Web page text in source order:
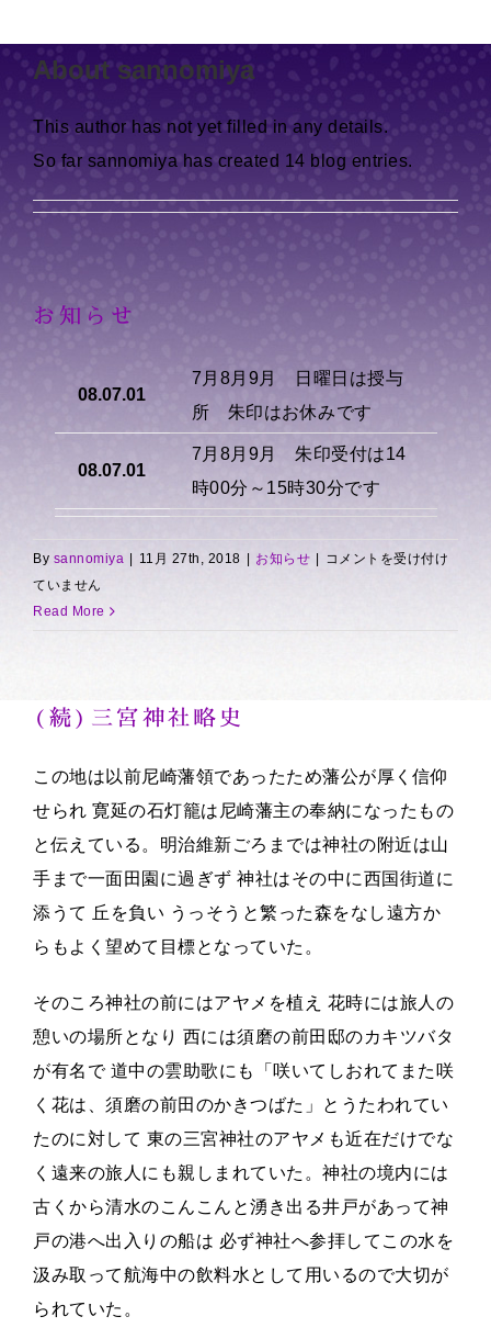
to
contentAbout sannomiya
This author has not yet filled in any details.
So far sannomiya has created 14 blog entries.
お知らせ
08.07.01
7月8月9月 日曜日は授与
所 朱印はお休みです
08.07.01
7月8月9月 朱印受付は14
時00分～15時30分です
By sannomiya 11月 27th, 2018 お知らせ
お
コメントを受け付け
ていません
Read More
(続)三宮神社略史
この地は以前尼崎藩領であったため藩公が厚く信仰
せられ 寛延の石灯籠は尼崎藩主の奉納になったもの
と伝えている。明治維新ごろまでは神社の附近は山
手まで一面田園に過ぎず 神社はその中に西国街道に
添うて 丘を負い うっそうと繁った森をなし遠方か
らもよく望めて目標となっていた。
そのころ神社の前にはアヤメを植え 花時には旅人の
憩いの場所となり 西には須磨の前田邸のカキツバタ
が有名で 道中の雲助歌にも「咲いてしおれてまた咲
く花は、須磨の前田のかきつばた」とうたわれてい
たのに対して 東の三宮神社のアヤメも近在だけでな
く遠来の旅人にも親しまれていた。神社の境内には
古くから清水のこんこんと湧き出る井戸があって神
戸の港へ出入りの船は 必ず神社へ参拝してこの水を
汲み取って航海中の飲料水として用いるので大切が
られていた。